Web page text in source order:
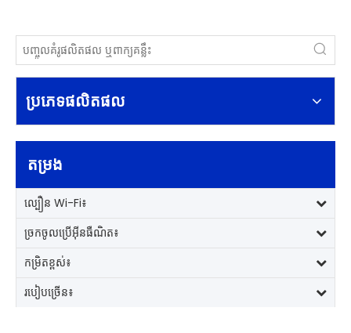
ប្រភេទផលិតផល
តម្រង
ល្បឿន Wi-Fi៖
ច្រកចូលប្រើអ៊ីនធឺណិត៖
កម្រិតខ្ពស់៖
របៀបច្រើន៖